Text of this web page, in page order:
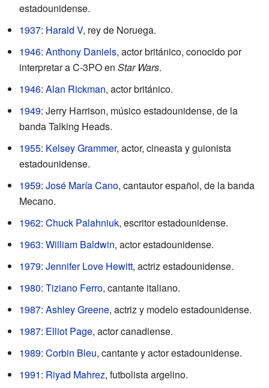
estadounidense.
1937: Harald V, rey de Noruega.
1946: Anthony Daniels, actor británico, conocido por
interpretar a C-3PO en Star Wars.
1946: Alan Rickman, actor británico.
1949: Jerry Harrison, músico estadounidense, de la
banda Talking Heads.
1955: Kelsey Grammer, actor, cineasta y guionista
estadounidense.
1959: José María Cano, cantautor español, de la banda
Mecano.
1962: Chuck Palahniuk, escritor estadounidense.
1963: William Baldwin, actor estadounidense.
1979: Jennifer Love Hewitt, actriz estadounidense.
1980: Tiziano Ferro, cantante italiano.
1987: Ashley Greene, actriz y modelo estadounidense.
1987: Elliot Page, actor canadiense.
1989: Corbin Bleu, cantante y actor estadounidense.
1991: Riyad Mahrez, futbolista argelino.